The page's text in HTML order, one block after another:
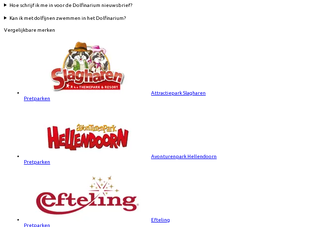
Hoe schrijf ik me in voor de Dolfinarium nieuwsbrief?
Kan ik met dolfijnen zwemmen in het Dolfinarium?
Vergelijkbare merken
Attractiepark Slagharen
Pretparken
Avonturenpark Hellendoorn
Pretparken
Efteling
Pretparken